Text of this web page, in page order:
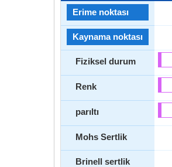
Erime noktası
Kaynama noktası
Fiziksel durum
Renk
parıltı
Mohs Sertlik
Brinell sertlik